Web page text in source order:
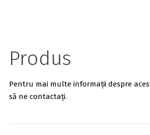
Produs
Pentru mai multe informații despre
să ne contactați.